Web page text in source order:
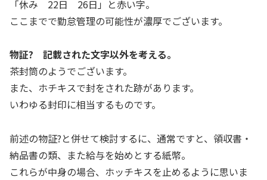
「休み 22日 26日」と赤い字。
ここまでで勤怠管理の可能性が濃厚でございます。
物証? 記載された文字以外を考える。
茶封筒のようでございます。
また、ホチキスで封をされた跡があります。
いわゆる封印に相当するものです。
前述の物証?と併せて検討するに、通常ですと、領収書・
納品書の類、また給与を始めとする紙幣。
これらが中身の場合、ホッチキスを止めるように思いま